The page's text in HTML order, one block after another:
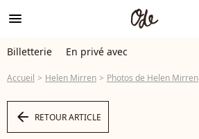
menu
Billetterie En privé avec
Accueil Helen Mirren Photos de Helen Mirren
arrow_left RETOUR ARTICLE